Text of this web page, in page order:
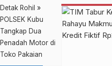
Detak Rohil »
POLSEK Kubu
Tangkap Dua
Penadah Motor di
Toko Pakaian